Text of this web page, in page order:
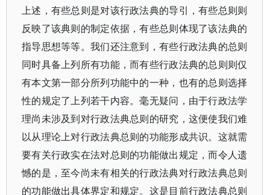
上述，有些总则是对该行政法典的导引，有些总则则
反映了该典则的制定依据，有些总则体现了该法典的
指导思想等等。我们还注意到，有些行政法典的总则
同时具备上列所有功能，而有些行政法典的总则则仅
有本文第一部分所列功能中的一种，也有的总则选择
性的规定了上列若干内容。毫无疑问，由于行政法学
理尚未涉及到对行政法典总则的研究，这便使我们难
以从理论上对行政法典总则的功能形成共识。这就需
要有关行政实在法对总则的功能做出规定，而令人遗
憾的是，至今尚未有相关的行政法典对行政法典总则
的功能做出具体界定和规定。这是目前行政法典总则